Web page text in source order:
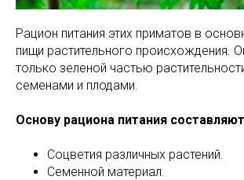
Рацион питания этих приматов в
пищи растительного происхождения.
только зеленой частью
семенами и плодами.
Основу рациона питания
Соцветия различных растений.
Семенной материал.